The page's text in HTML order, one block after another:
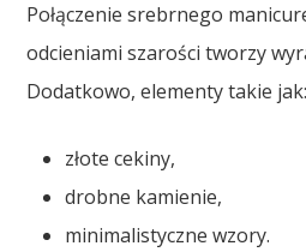
Połączenie srebrnego
odcieniami szarości tworzy
Dodatkowo, elementy takie jak:
złote cekiny,
drobne kamienie,
minimalistyczne wzory.